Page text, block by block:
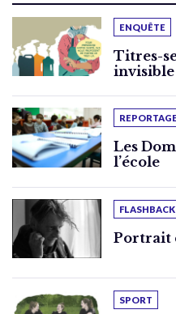
ENQUÊTE
Titres-
Les
l’école
FLASHBACK
Portrait
SPORT